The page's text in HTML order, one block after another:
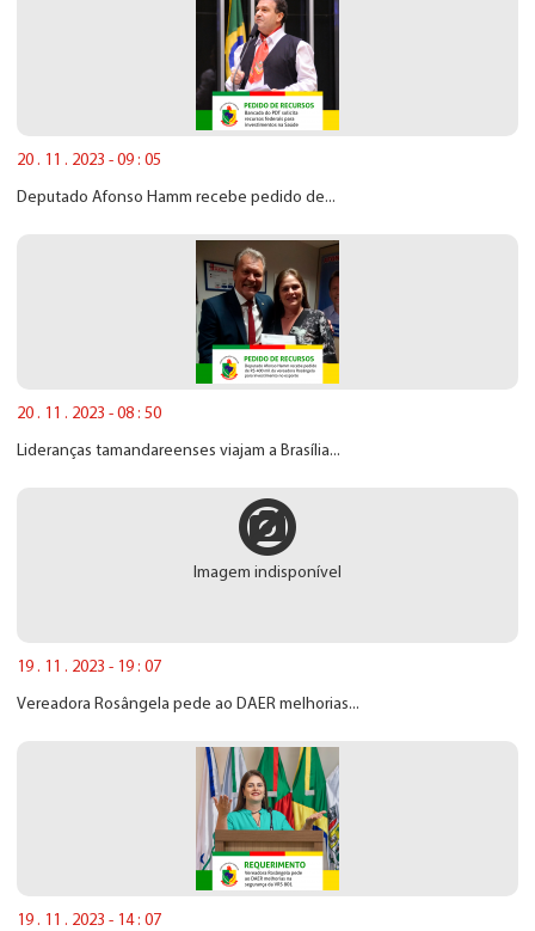
20 . 11 . 2023 - 09 : 05
Deputado Afonso Hamm recebe pedido de...
20 . 11 . 2023 - 08 : 50
Lideranças tamandareenses viajam a Brasília...
Imagem indisponível
19 . 11 . 2023 - 19 : 07
Vereadora Rosângela pede ao DAER melhorias...
19 . 11 . 2023 - 14 : 07